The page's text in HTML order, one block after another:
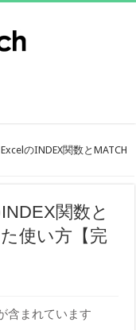
のINDEX関数とMATCH
関数と
使い方【完
含まれています